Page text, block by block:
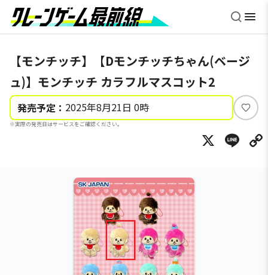
【モンチッチ】【Dモンチッチちゃん(ベージ
ュ)】モンチッチ カラフルマスコット2
発売予定： 2025年8月21日 0時
※実際の発売日はサービスをご確認ください。
い
ね
X